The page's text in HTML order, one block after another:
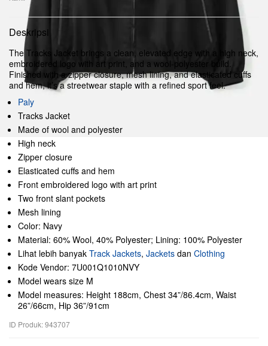
Deskripsi
The Tracks Jacket brings a clean, elevated edge with a high neck,
embroidered logo with art print, and a wool-polyester build.
Finished with a zipper closure, mesh lining, and elasticated cuffs
and hem, it’s a streetwear staple with a refined sport feel.
Paly
Tracks Jacket
Made of wool and polyester
High neck
Zipper closure
Elasticated cuffs and hem
Front embroidered logo with art print
Two front slant pockets
Mesh lining
Color: Navy
Material: 60% Wool, 40% Polyester; Lining: 100% Polyester
Lihat lebih banyak Track Jackets, Jackets dan Clothing
Kode Vendor: 7U001Q1010NVY
Model wears size M
Model measures: Height 188cm, Chest 34”/86.4cm, Waist
26”/66cm, Hip 36”/91cm
ID Produk: 943707